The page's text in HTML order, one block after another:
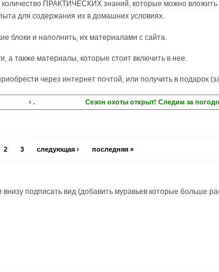
ПРАКТИЧЕСКИХ знаний, которые можно вложить
для содержания их в домашних условиях.
блоки и наполнить, их материалами с сайта.
также материалы, которые стоит включить в нее.
через интернет почтой, или получить в подарок
‹ . Сезон охоты открыт! Следим за
2 3 следующая › последняя »
подписать вид (добавить муравьев которые больше